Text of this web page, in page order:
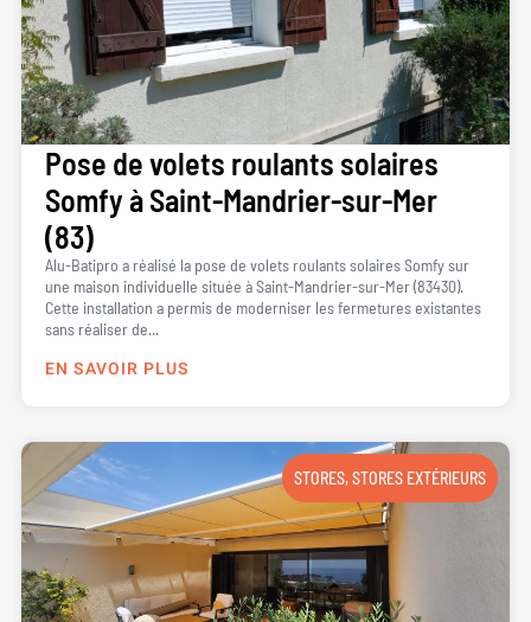
Pose de volets roulants solaires
Somfy à Saint-Mandrier-sur-Mer
(83)
Alu-Batipro a réalisé la pose de volets roulants solaires Somfy sur
une maison individuelle située à Saint-Mandrier-sur-Mer (83430).
Cette installation a permis de moderniser les fermetures existantes
sans réaliser de...
EN SAVOIR PLUS
STORES,STORES EXTÉRIEURS